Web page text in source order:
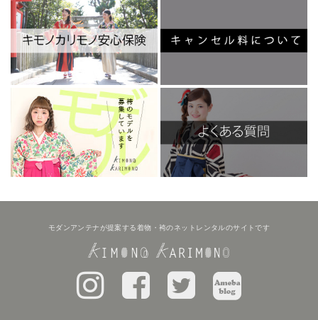
モダンアンテナが提案する着物・袴のネットレンタルのサイトです